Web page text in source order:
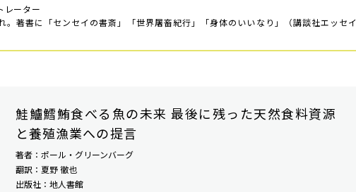
レーター
。著書に「センセイの書斎」「世界屠畜紀行」「身体のいいなり」（講談社エッセイ
鮭鱸鱈鮪食べる魚の未来 最後に残った天然食料資源
と養殖漁業への提言
著者：ポール・グリーンバーグ
翻訳：夏野 徹也
出版社：地人書館